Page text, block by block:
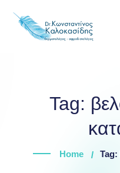
Tag:
Home Tag: